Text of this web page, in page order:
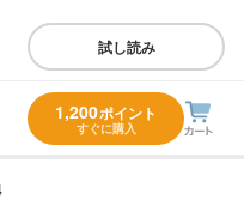
試し読み
1,200ポイント
すぐに購入